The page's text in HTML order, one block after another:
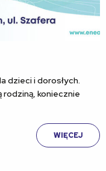
dzieci i dorosłych.
rodziną, koniecznie
WIĘCEJ